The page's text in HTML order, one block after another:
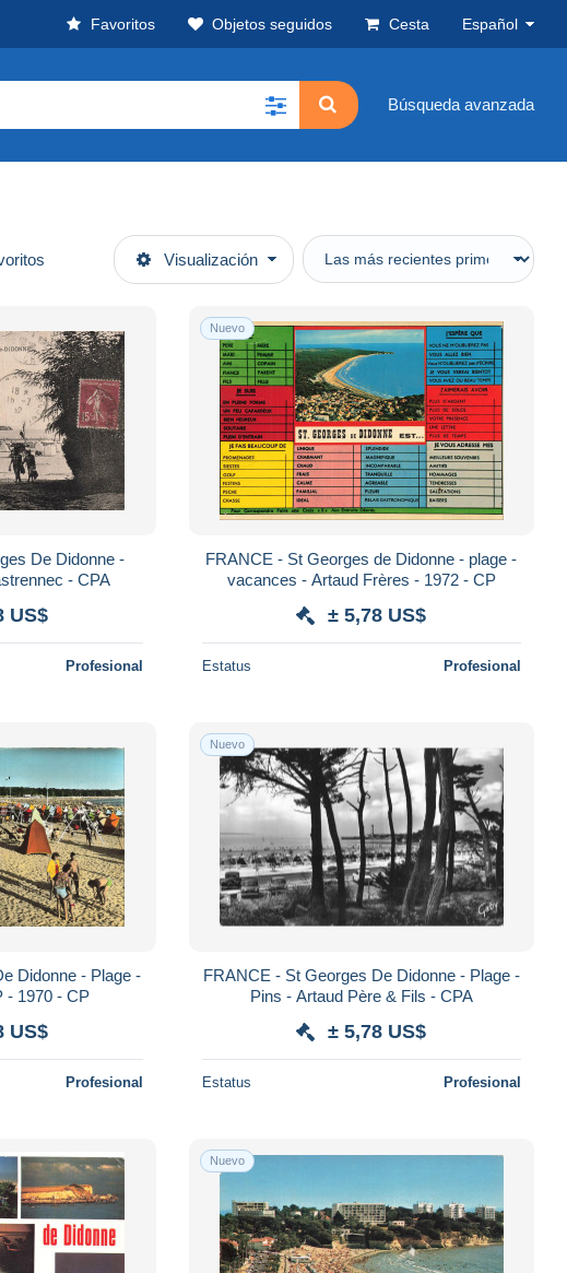
Favoritos Objetos seguidos Cesta Español
Búsqueda avanzada
Visualización
De Didonne -
- CPA
US$
Profesional
Nuevo
FRANCE - St Georges de Didonne - plage -
vacances - Artaud Frères - 1972 - CP
± 5,78 US$
Estatus Profesional
Didonne - Plage -
- 1970 - CP
US$
Profesional
Nuevo
FRANCE - St Georges De Didonne - Plage -
Pins - Artaud Père & Fils - CPA
± 5,78 US$
Estatus Profesional
Nuevo